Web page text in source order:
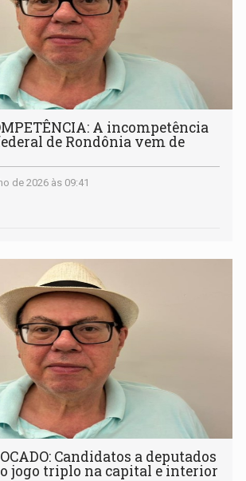
A incompetência
de Rondônia vem de
de 2026 às 09:41
Candidatos a deputados
jogo triplo na capital e interior